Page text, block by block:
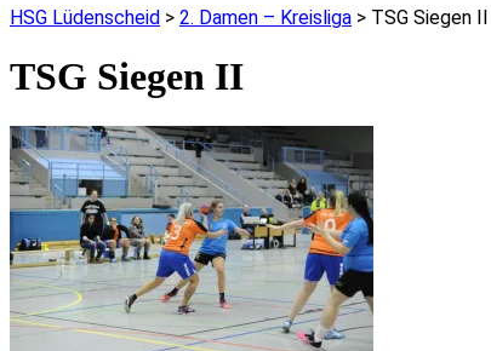
HSG Lüdenscheid > 2. Damen – Kreisliga > TSG Siegen II
TSG Siegen II